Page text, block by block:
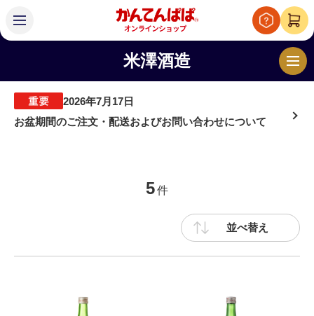
米澤酒造
2026年7月17日
お盆期間のご注文・配送およびお問い合わせについて
5件
並べ替え